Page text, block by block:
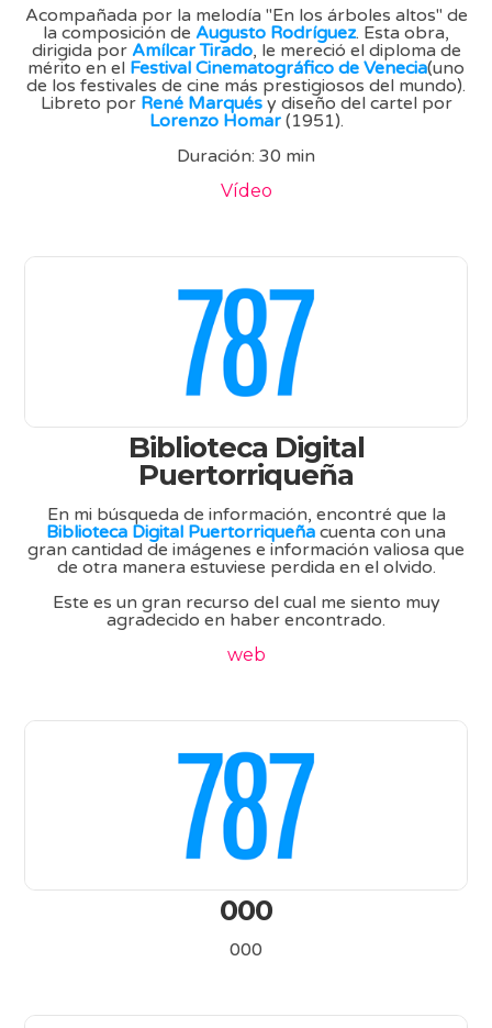
Acompañada por la melodía "En los árboles altos" de
la composición de Augusto Rodríguez. Esta obra,
dirigida por Amílcar Tirado, le mereció el diploma de
mérito en el Festival Cinematográfico de Venecia(uno
de los festivales de cine más prestigiosos del mundo).
Libreto por René Marquésy diseño del cartel por
Lorenzo Homar(1951).
Duración: 30 min
Vídeo
Biblioteca Digital
Puertorriqueña
En mi búsqueda de información, encontré que la
Biblioteca Digital Puertorriqueña cuenta con una
gran cantidad de imágenes e información valiosa que
de otra manera estuviese perdida en el olvido.
Este es un gran recurso del cual me siento muy
agradecido en haber encontrado.
web
000
000